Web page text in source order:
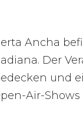
Ancha
Der
und
Air-